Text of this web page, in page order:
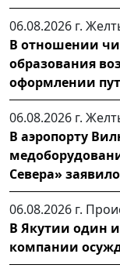
06.08.2026 г.
В отношении
образования
оформлении
06.08.2026 г.
В аэропорту
Севера»
06.08.2026 г.
В Якутии один
компании